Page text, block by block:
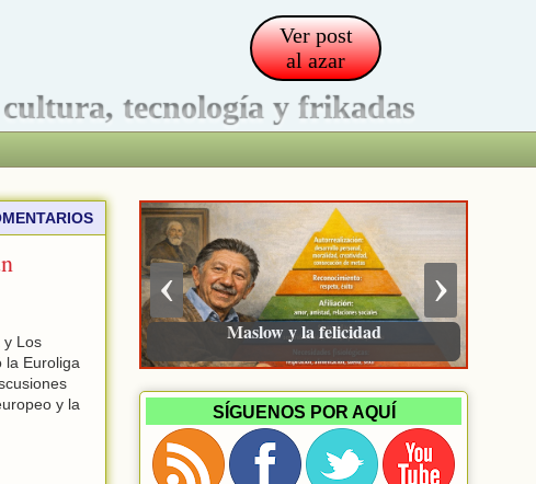
Ver post
al azar
tecnología y frikadas
y Los
la Euroliga
y la
Maslow y la felicidad
›
‹
SÍGUENOS POR AQUÍ